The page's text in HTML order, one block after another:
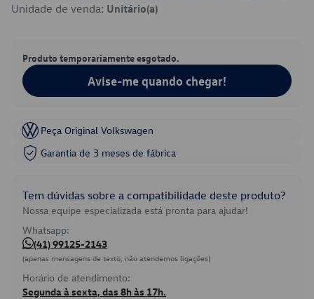
Unidade de venda: Unitário(a)
Produto temporariamente esgotado.
Avise-me quando chegar!
Peça Original Volkswagen
Garantia de 3 meses de fábrica
Tem dúvidas sobre a compatibilidade deste produto?
Nossa equipe especializada está pronta para ajudar!
Whatsapp:
(41) 99125-2143
(apenas mensagens de texto, não atendemos ligações)
Horário de atendimento:
Segunda à sexta, das 8h às 17h.